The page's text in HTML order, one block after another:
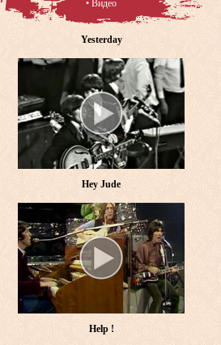
• Видео
Yesterday
Hey Jude
Help !